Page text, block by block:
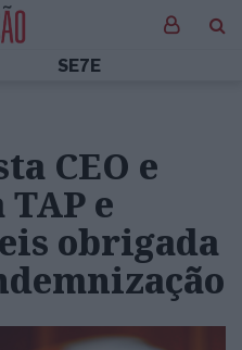
SE7E
CEO e
e
obrigada